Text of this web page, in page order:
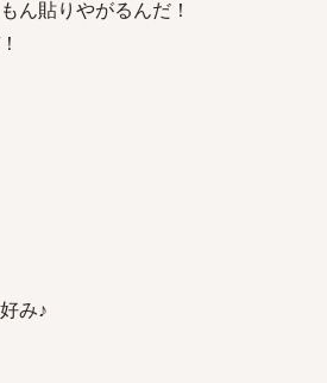
ん貼りやがるんだ！
み♪